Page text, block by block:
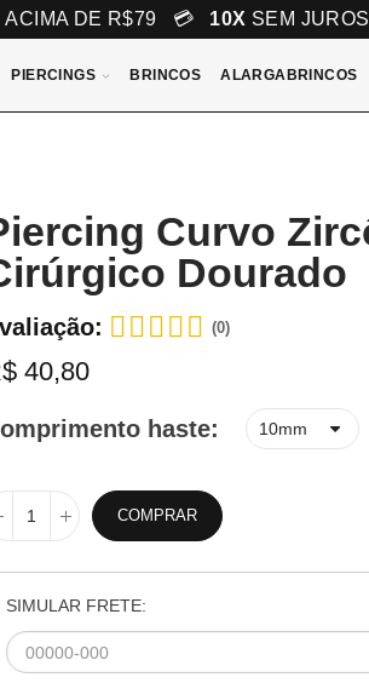
ACIMA DE R$79 💳 10X SEM
PIERCINGS BRINCOS ALARGABRINCOS
Curvo
Dourado
(0)
40,80
haste
COMPRAR
SIMULAR FRETE: